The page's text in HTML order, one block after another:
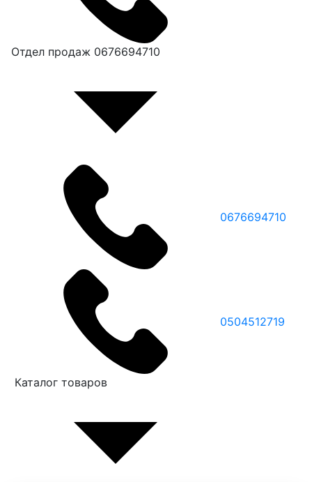
Отдел продаж 0676694710
0676694710
0504512719
Каталог товаров